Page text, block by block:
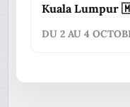
Kuala Lumpur
DU 2 AU 4